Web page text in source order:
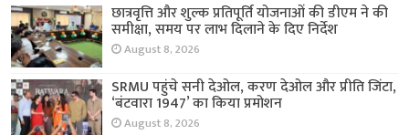
छात्रवृत्ति और शुल्क प्रतिपूर्ति योजनाओं की डीएम ने की
समीक्षा, समय पर लाभ दिलाने के दिए निर्देश
August 8, 2026
SRMU पहुंचे सनी देओल, करण देओल और प्रीति जिंटा,
‘बंटवारा 1947’ का किया प्रमोशन
August 8, 2026